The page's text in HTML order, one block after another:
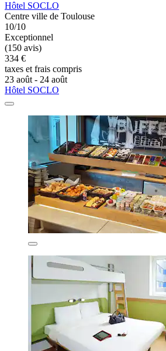
Hôtel SOCLO
Centre ville de Toulouse
10/10
Exceptionnel
(150 avis)
334 €
taxes et frais compris
23 août - 24 août
Hôtel SOCLO